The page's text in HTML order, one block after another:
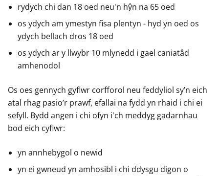
rydych chi dan 18 oed neu'n hŷn na 65 oed
os ydych am ymestyn fisa plentyn - hyd yn oed os
ydych bellach dros 18 oed
os ydych ar y llwybr 10 mlynedd i gael caniatâd
amhenodol
Os oes gennych gyflwr corfforol neu feddyliol sy’n eich
atal rhag pasio’r prawf, efallai na fydd yn rhaid i chi ei
sefyll. Bydd angen i chi ofyn i'ch meddyg gadarnhau
bod eich cyflwr:
yn annhebygol o newid
yn ei gwneud yn amhosibl i chi ddysgu digon o